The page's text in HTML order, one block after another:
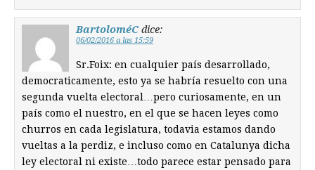
BartoloméC dice:
06/02/2016 a las 15:59
Sr.Foix: en cualquier país desarrollado,
democraticamente, esto ya se habría resuelto con una
segunda vuelta electoral…pero curiosamente, en un
país como el nuestro, en el que se hacen leyes como
churros en cada legislatura, todavia estamos dando
vueltas a la perdiz, e incluso como en Catalunya dicha
ley electoral ni existe…todo parece estar pensado para